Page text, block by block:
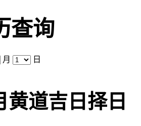
查询
月 日
黄道吉日择日